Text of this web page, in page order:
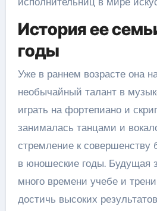
История ее
годы
Уже в раннем возрасте она
необычайный талант в
играть на фортепиано и
занималась танцами и
стремление к
в юношеские годы. Будущая
много времени учебе и
достичь высоких